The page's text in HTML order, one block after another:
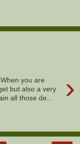
›
you are
but also a very
all those de...